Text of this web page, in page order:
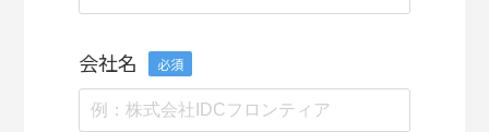
会社名 必須